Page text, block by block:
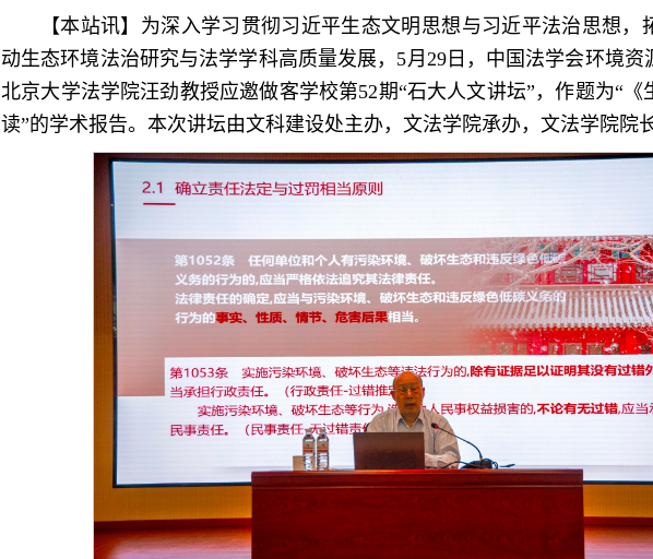
【本站讯】为深入学习贯彻习近平生态文明思想与习近平法治思想，
动生态环境法治研究与法学学科高质量发展，5月29日，中国法学会环境资
北京大学法学院汪劲教授应邀做客学校第52期“石大人文讲坛”，作题为“
读”的学术报告。本次讲坛由文科建设处主办，文法学院承办，文法学院院